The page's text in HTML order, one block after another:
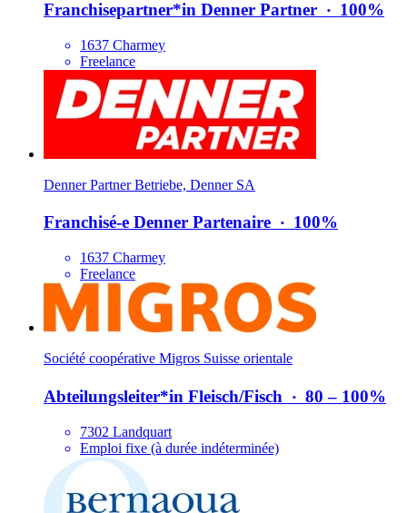
Franchisepartner*​in Denner Partner ‧ 100%
1637 Charmey
Freelance
Denner Partner Betriebe, Denner SA
Franchisé-e Denner Partenaire ‧ 100%
1637 Charmey
Freelance
Société coopérative Migros Suisse orientale
Abteilungsleiter*​in Fleisch/​Fisch ‧ 80 – 100%
7302 Landquart
Emploi fixe (à durée indéterminée)